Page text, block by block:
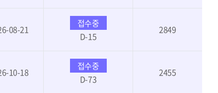
08-21
접수중
D-15
2849
10-18
접수중
D-73
2455